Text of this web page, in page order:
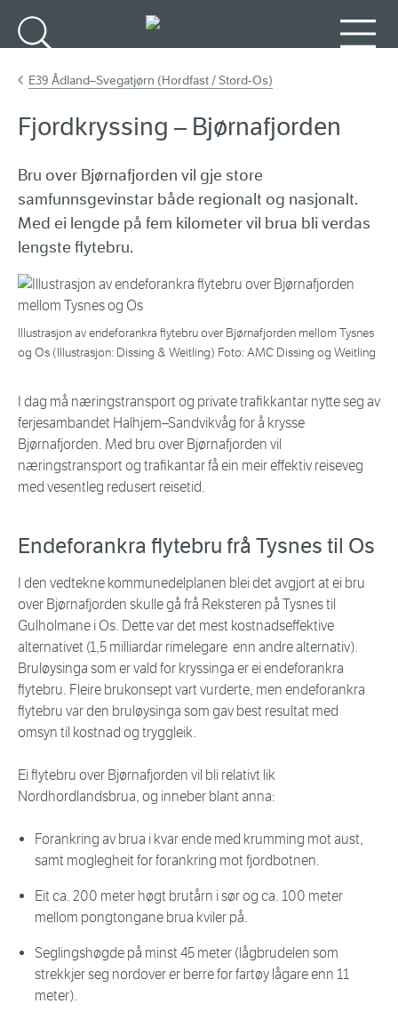
E39 Ådland–Svegatjørn (Hordfast / Stord-Os)
Fjordkryssing – Bjørnafjorden
Bru over Bjørnafjorden vil gje store
samfunnsgevinstar både regionalt og nasjonalt.
Med ei lengde på fem kilometer vil brua bli verdas
lengste flytebru.
Illustrasjon av endeforankra flytebru over Bjørnafjorden mellom Tysnes
og Os (Illustrasjon: Dissing & Weitling) Foto: AMC Dissing og Weitling
I dag må næringstransport og private trafikkantar nytte seg av
ferjesambandet Halhjem–Sandvikvåg for å krysse
Bjørnafjorden. Med bru over Bjørnafjorden vil
næringstransport og trafikantar få ein meir effektiv reiseveg
med vesentleg redusert reisetid.
Endeforankra flytebru frå Tysnes til Os
I den vedtekne kommunedelplanen blei det avgjort at ei bru
over Bjørnafjorden skulle gå frå Reksteren på Tysnes til
Gulholmane i Os. Dette var det mest kostnadseffektive
alternativet (1,5 milliardar rimelegare enn andre alternativ).
Bruløysinga som er vald for kryssinga er ei endeforankra
flytebru. Fleire brukonsept vart vurderte, men endeforankra
flytebru var den bruløysinga som gav best resultat med
omsyn til kostnad og tryggleik.
Ei flytebru over Bjørnafjorden vil bli relativt lik
Nordhordlandsbrua, og inneber blant anna:
Forankring av brua i kvar ende med krumming mot aust,
samt moglegheit for forankring mot fjordbotnen.
Eit ca. 200 meter høgt brutårn i sør og ca. 100 meter
mellom pongtongane brua kviler på.
Seglingshøgde på minst 45 meter (lågbrudelen som
strekkjer seg nordover er berre for fartøy lågare enn 11
meter).